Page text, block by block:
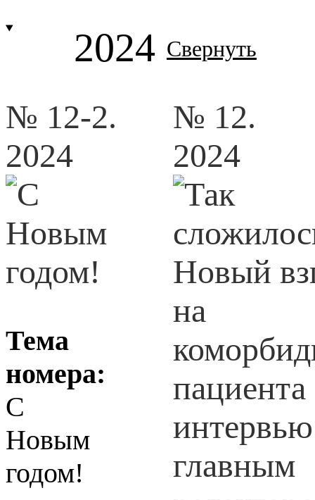
2024 Свернуть
№ 12-2.
2024
Тема
номера:
С
Новым
годом!
№ 12.
2024